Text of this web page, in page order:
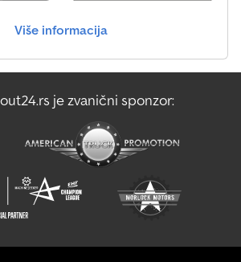
500
Transport Novca
Više informacija
je zvanični sponzor: